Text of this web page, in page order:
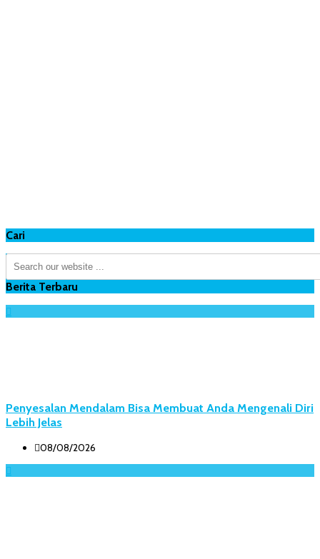
Cari
Berita Terbaru
Penyesalan Mendalam Bisa Membuat Anda Mengenali Diri
Lebih Jelas
08/08/2026